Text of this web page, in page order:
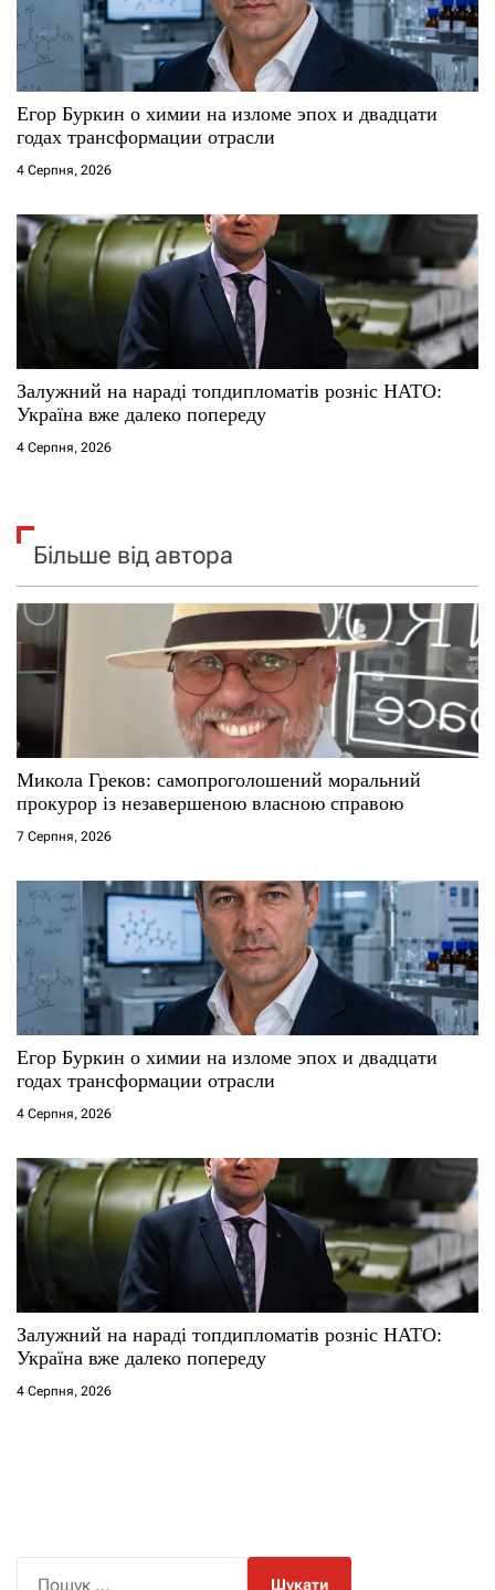
Егор Буркин о химии на изломе эпох и двадцати
годах трансформации отрасли
4 Серпня, 2026
Залужний на нараді топдипломатів розніс НАТО:
Україна вже далеко попереду
4 Серпня, 2026
Більше від автора
Микола Греков: самопроголошений моральний
прокурор із незавершеною власною справою
7 Серпня, 2026
Егор Буркин о химии на изломе эпох и двадцати
годах трансформации отрасли
4 Серпня, 2026
Залужний на нараді топдипломатів розніс НАТО:
Україна вже далеко попереду
4 Серпня, 2026